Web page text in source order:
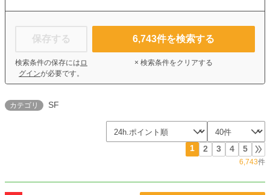
保存する
検索条件の保存には ロ
グインが必要です。
6,743件を検索する
× 検索条件をクリアする
カテゴリ SF
1 2 3 4 5
6,743件